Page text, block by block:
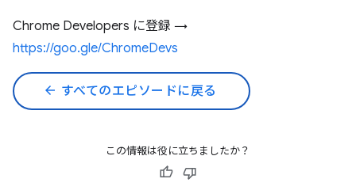
Chrome Developers に登録 →
https://goo.gle/ChromeDevs
arrow_back すべてのエピソードに戻る
この情報は役に立ちましたか？